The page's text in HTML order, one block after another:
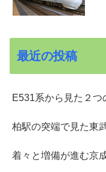
最近の投稿
E531系から見た２つ
柏駅の突端で見た東
着々と増備が進む京